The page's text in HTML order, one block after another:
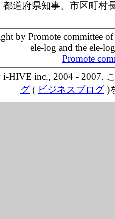
都道府県知事、市区町村
by Promote committee
ele-log and the ele-
Promote
i-HIVE inc., 2004 - 2007.
グ( ビジネスブログ)